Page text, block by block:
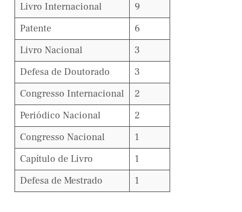
Livro Internacional
9
Patente
6
Livro Nacional
3
Defesa de Doutorado
3
Congresso Internacional
2
Periódico Nacional
2
Congresso Nacional
1
Capítulo de Livro
1
Defesa de Mestrado
1